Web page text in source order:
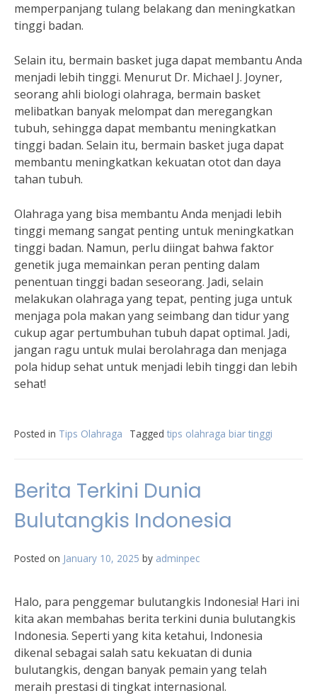
memperpanjang tulang belakang dan meningkatkan
tinggi badan.
Selain itu, bermain basket juga dapat membantu Anda
menjadi lebih tinggi. Menurut Dr. Michael J. Joyner,
seorang ahli biologi olahraga, bermain basket
melibatkan banyak melompat dan meregangkan
tubuh, sehingga dapat membantu meningkatkan
tinggi badan. Selain itu, bermain basket juga dapat
membantu meningkatkan kekuatan otot dan daya
tahan tubuh.
Olahraga yang bisa membantu Anda menjadi lebih
tinggi memang sangat penting untuk meningkatkan
tinggi badan. Namun, perlu diingat bahwa faktor
genetik juga memainkan peran penting dalam
penentuan tinggi badan seseorang. Jadi, selain
melakukan olahraga yang tepat, penting juga untuk
menjaga pola makan yang seimbang dan tidur yang
cukup agar pertumbuhan tubuh dapat optimal. Jadi,
jangan ragu untuk mulai berolahraga dan menjaga
pola hidup sehat untuk menjadi lebih tinggi dan lebih
sehat!
Posted in Tips Olahraga Tagged tips olahraga biar tinggi
Berita Terkini Dunia
Bulutangkis Indonesia
Posted on January 10, 2025 by adminpec
Halo, para penggemar bulutangkis Indonesia! Hari ini
kita akan membahas berita terkini dunia bulutangkis
Indonesia. Seperti yang kita ketahui, Indonesia
dikenal sebagai salah satu kekuatan di dunia
bulutangkis, dengan banyak pemain yang telah
meraih prestasi di tingkat internasional.